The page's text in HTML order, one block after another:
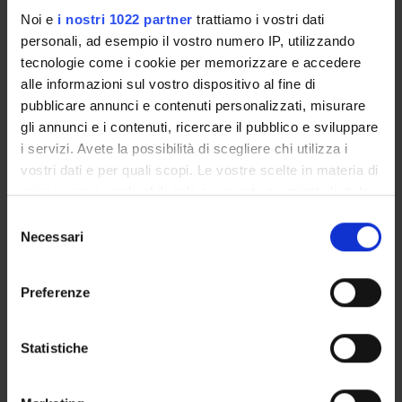
Noi e i nostri 1022 partner trattiamo i vostri dati
personali, ad esempio il vostro numero IP, utilizzando
tecnologie come i cookie per memorizzare e accedere
alle informazioni sul vostro dispositivo al fine di
pubblicare annunci e contenuti personalizzati, misurare
gli annunci e i contenuti, ricercare il pubblico e sviluppare
i servizi. Avete la possibilità di scegliere chi utilizza i
vostri dati e per quali scopi. Le vostre scelte in materia di
privacy sono applicabili solo su questa proprietà digitale
modificare o revocare il proprio consenso in qualsiasi
momento dalla Dichiarazione sui cookie o facendo clic
raccogliere informazioni sulla tua posizione
geografica, con un'approssimazione di qualche
delNecessari
Preferenze
Statistiche
Presidente
Giorgio Gosetti
Componente
Donata Gottardi
Luigina Mortari
Componente
Giuseppe Tacconi
SEDUTE E VERBALI